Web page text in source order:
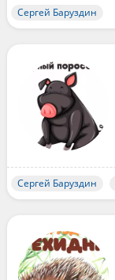
Сергей Баруздин
Сергей Баруздин